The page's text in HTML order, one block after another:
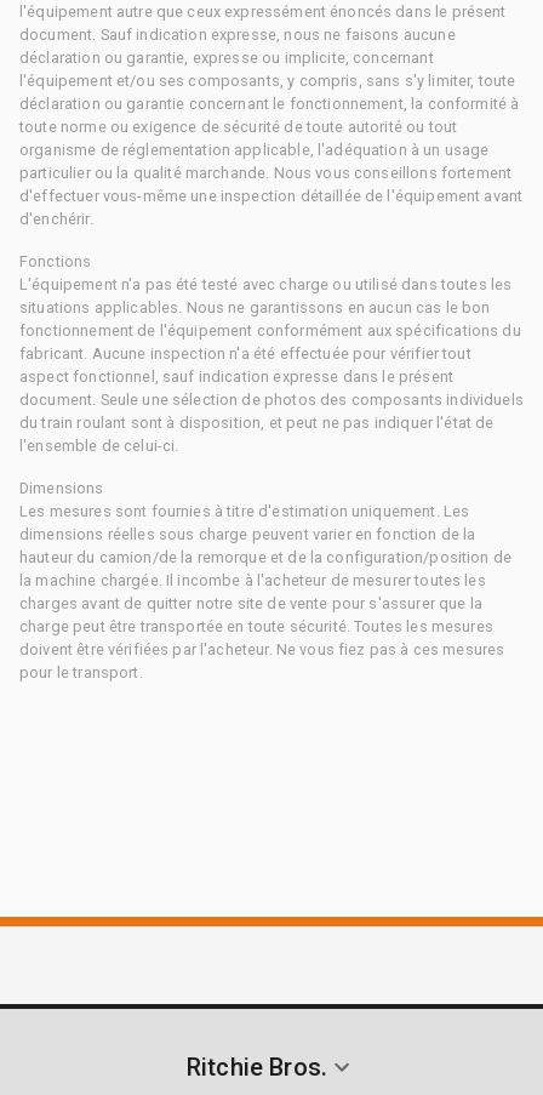
l'équipement autre que ceux expressément énoncés dans le présent
document. Sauf indication expresse, nous ne faisons aucune
déclaration ou garantie, expresse ou implicite, concernant
l'équipement et/ou ses composants, y compris, sans s'y limiter, toute
déclaration ou garantie concernant le fonctionnement, la conformité à
toute norme ou exigence de sécurité de toute autorité ou tout
organisme de réglementation applicable, l'adéquation à un usage
particulier ou la qualité marchande. Nous vous conseillons fortement
d'effectuer vous-même une inspection détaillée de l'équipement avant
d'enchérir.
Fonctions
L'équipement n'a pas été testé avec charge ou utilisé dans toutes les
situations applicables. Nous ne garantissons en aucun cas le bon
fonctionnement de l'équipement conformément aux spécifications du
fabricant. Aucune inspection n'a été effectuée pour vérifier tout
aspect fonctionnel, sauf indication expresse dans le présent
document. Seule une sélection de photos des composants individuels
du train roulant sont à disposition, et peut ne pas indiquer l'état de
l'ensemble de celui-ci.
Dimensions
Les mesures sont fournies à titre d'estimation uniquement. Les
dimensions réelles sous charge peuvent varier en fonction de la
hauteur du camion/de la remorque et de la configuration/position de
la machine chargée. Il incombe à l'acheteur de mesurer toutes les
charges avant de quitter notre site de vente pour s'assurer que la
charge peut être transportée en toute sécurité. Toutes les mesures
doivent être vérifiées par l'acheteur. Ne vous fiez pas à ces mesures
pour le transport.
Ritchie Bros.